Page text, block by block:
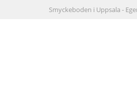
Smyckeboden i Uppsala -